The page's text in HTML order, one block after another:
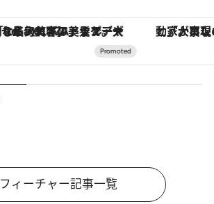
「大事なのは地域の意識を変えること」。ロレックス賞受賞の自然保護活動家が実現させたナイジェリアの自然環境の復活 【夏限定ディナーコース】旬を
フィーチャー記事一覧